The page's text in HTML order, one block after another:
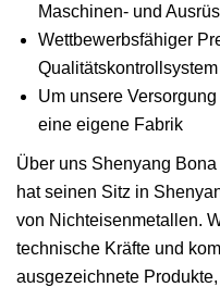
Maschinen- und
Wettbewerbsfähiger
Um unsere
eine eigene Fabrik
Über uns Shenyang
hat seinen Sitz in
von Nichteisenmetallen.
technische Kräfte und
ausgezeichnete